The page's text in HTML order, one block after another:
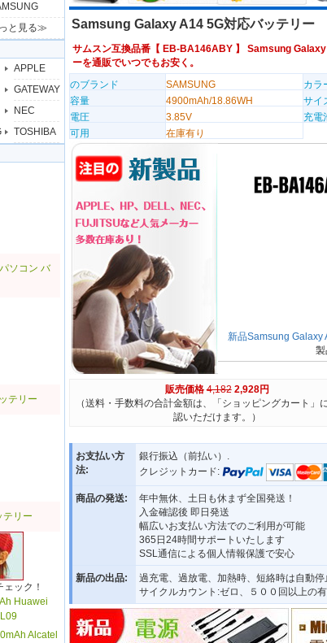
と見る≫
APPLE
GATEWAY
NEC
TOSHIBA
ソコン バ
テリー
テリー
ック！
Huawei
Alcatel
Samsung Galaxy A14 5G対応バッテリー
サムスン互換品番【 EB-BA146ABY】 Samsung Galaxy
ーを通販でいつでもお安く。
のブランド
SAMSUNG カラ
容量
4900mAh/18.86WH
サイ
電圧
3.85V 充電
可用
在庫有り
新品Samsung Galaxy
販売価格 4,182 2,928円
（送料・手数料の合計金額は、「ショッピングカート」
認いただけます。）
お支払い方
法:
銀行振込（前払い）.
クレジットカード:
商品の発送:
年中無休、土日も休まず全国発送！
入金確認後 即日発送
幅広いお支払い方法でのご利用が可能
365日24時間サポートいたします
SSL通信による個人情報保護で安心
新品の出品:
過充電、過放電、加熱時、短絡時は自動停
サイクルカウント:ゼロ、５００回以上の